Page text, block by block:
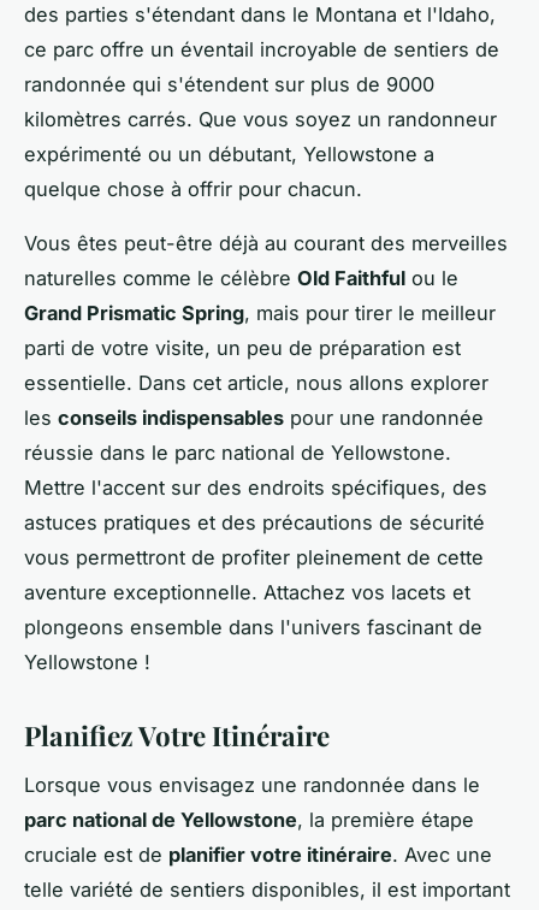
des parties s'étendant dans le Montana et l'Idaho,
ce parc offre un éventail incroyable de sentiers de
randonnée qui s'étendent sur plus de 9000
kilomètres carrés. Que vous soyez un randonneur
expérimenté ou un débutant, Yellowstone a
quelque chose à offrir pour chacun.
Vous êtes peut-être déjà au courant des merveilles
naturelles comme le célèbre Old Faithful ou le
Grand Prismatic Spring, mais pour tirer le meilleur
parti de votre visite, un peu de préparation est
essentielle. Dans cet article, nous allons explorer
les conseils indispensables pour une randonnée
réussie dans le parc national de Yellowstone.
Mettre l'accent sur des endroits spécifiques, des
astuces pratiques et des précautions de sécurité
vous permettront de profiter pleinement de cette
aventure exceptionnelle. Attachez vos lacets et
plongeons ensemble dans l'univers fascinant de
Yellowstone !
Planifiez Votre Itinéraire
Lorsque vous envisagez une randonnée dans le
parc national de Yellowstone, la première étape
cruciale est de planifier votre itinéraire. Avec une
telle variété de sentiers disponibles, il est important